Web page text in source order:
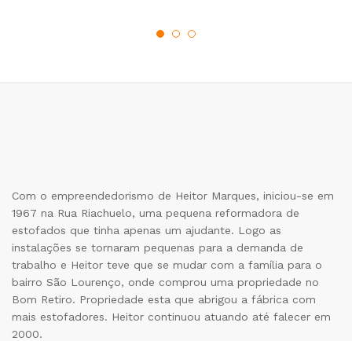
Com o empreendedorismo de Heitor Marques, iniciou-se em
1967 na Rua Riachuelo, uma pequena reformadora de
estofados que tinha apenas um ajudante. Logo as
instalações se tornaram pequenas para a demanda de
trabalho e Heitor teve que se mudar com a família para o
bairro São Lourenço, onde comprou uma propriedade no
Bom Retiro. Propriedade esta que abrigou a fábrica com
mais estofadores. Heitor continuou atuando até falecer em
2000.